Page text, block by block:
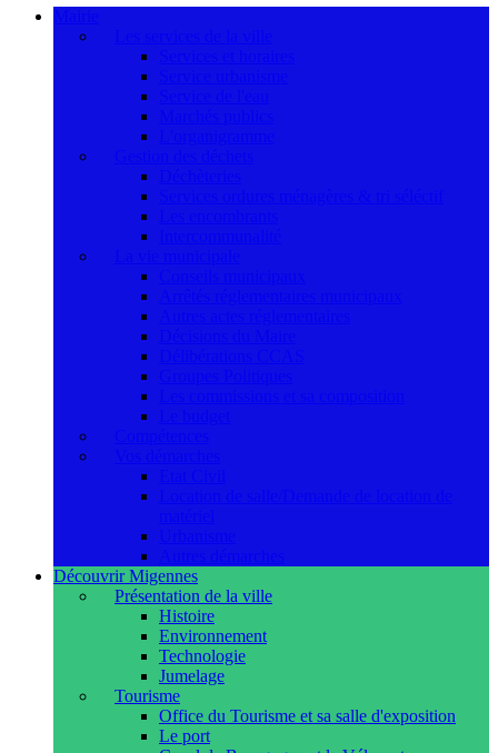
Découvrir Migennes
Présentation de la ville
Histoire
Environnement
Technologie
Jumelage
Tourisme
Office du Tourisme et sa salle d'exposition
Le port